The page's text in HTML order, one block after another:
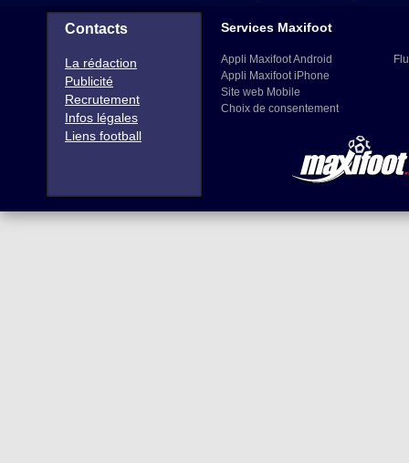
Contacts
La rédaction
Publicité
Recrutement
Infos légales
Liens football
Services Maxifoot
Appli Maxifoot Android
Appli Maxifoot iPhone
Site web Mobile
Choix de consentement